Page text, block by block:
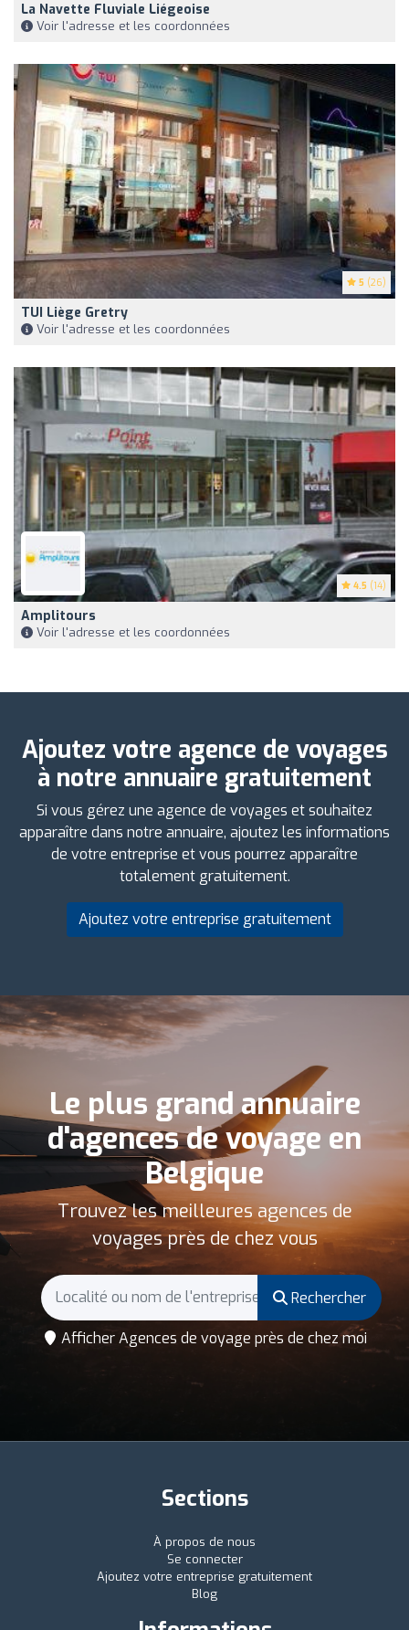
La Navette Fluviale Liégeoise
Voir l'adresse et les coordonnées
5 (26)
TUI Liège Gretry
Voir l'adresse et les coordonnées
4.5 (14)
Amplitours
Voir l'adresse et les coordonnées
Ajoutez votre agence de voyages
à notre annuaire gratuitement
Si vous gérez une agence de voyages et souhaitez
apparaître dans notre annuaire, ajoutez les informations
de votre entreprise et vous pourrez apparaître
totalement gratuitement.
Ajoutez votre entreprise gratuitement
Le plus grand annuaire
d'agences de voyage en
Belgique
Trouvez les meilleures agences de
voyages près de chez vous
Rechercher
Afficher Agences de voyage près de chez moi
Sections
À propos de nous
Se connecter
Ajoutez votre entreprise gratuitement
Blog